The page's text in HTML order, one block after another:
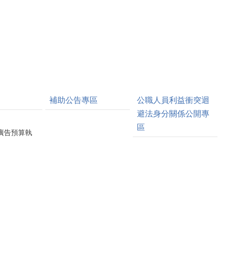
告預算執
補助公告專區
公職人員利益衝突迴
避法身分關係公開專
區